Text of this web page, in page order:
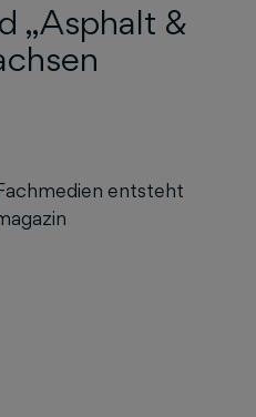
„Asphalt &
entsteht